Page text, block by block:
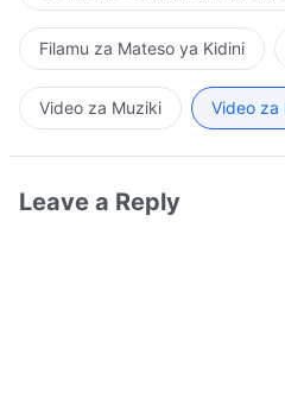
Filamu za Mateso ya Kidini
Video za Muziki Video za
Leave a Reply